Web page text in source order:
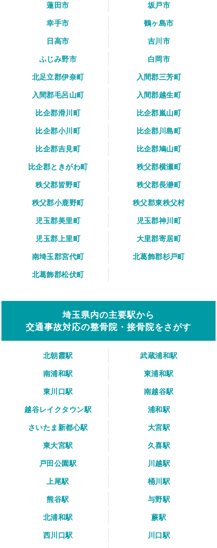
蓮田市
坂戸市
幸手市
鶴ヶ島市
日高市
吉川市
ふじみ野市
白岡市
北足立郡伊奈町
入間郡三芳町
入間郡毛呂山町
入間郡越生町
比企郡滑川町
比企郡嵐山町
比企郡小川町
比企郡川島町
比企郡吉見町
比企郡鳩山町
比企郡ときがわ町
秩父郡横瀬町
秩父郡皆野町
秩父郡長瀞町
秩父郡小鹿野町
秩父郡東秩父村
児玉郡美里町
児玉郡神川町
児玉郡上里町
大里郡寄居町
南埼玉郡宮代町
北葛飾郡杉戸町
北葛飾郡松伏町
埼玉県内の主要駅から
交通事故対応の整骨院・接骨院をさがす
北朝霞駅
武蔵浦和駅
南浦和駅
東浦和駅
東川口駅
南越谷駅
越谷レイクタウン駅
浦和駅
さいたま新都心駅
大宮駅
東大宮駅
久喜駅
戸田公園駅
川越駅
上尾駅
桶川駅
熊谷駅
与野駅
北浦和駅
蕨駅
西川口駅
川口駅